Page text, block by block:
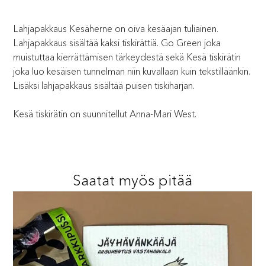
Lahjapakkaus Kesäherne on oiva kesäajan tuliainen.
Lahjapakkaus sisältää kaksi tiskirättiä. Go Green joka
muistuttaa kierrättämisen tärkeydestä sekä Kesä tiskirätin
joka luo kesäisen tunnelman niin kuvallaan kuin tekstilläänkin.
Lisäksi lahjapakkaus sisältää puisen tiskiharjan.
Kesä tiskirätin on suunnitellut Anna-Mari West.
Saatat myös pitää